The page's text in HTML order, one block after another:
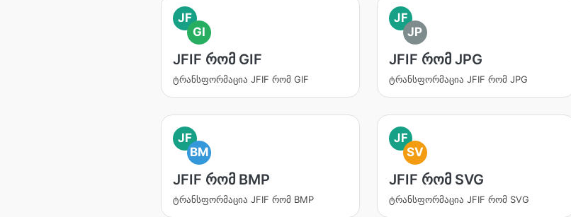
JF
GI
JFIF რომ GIF
ტრანსფორმაცია JFIF რომ GIF
JF
JP
JFIF რომ JPG
ტრანსფორმაცია JFIF რომ JPG
JF
BM
JFIF რომ BMP
ტრანსფორმაცია JFIF რომ BMP
JF
SV
JFIF რომ SVG
ტრანსფორმაცია JFIF რომ SVG